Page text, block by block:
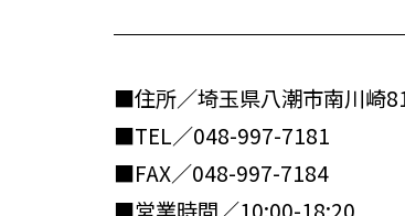
■住所／埼玉県八潮市南川崎
■TEL／048-997-7181
■FAX／048-997-7184